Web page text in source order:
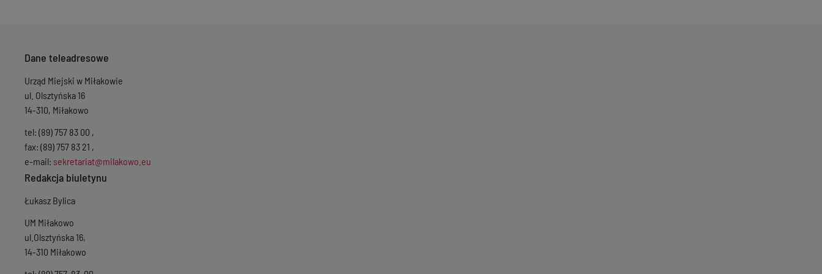
Dane teleadresowe
Urząd Miejski w Miłakowie
ul. Olsztyńska 16
14-310, Miłakowo
tel: (89) 757 83 00 ,
fax: (89) 757 83 21 ,
e-mail: sekretariat@milakowo.eu
Redakcja biuletynu
Łukasz Bylica
UM Miłakowo
ul.Olsztyńska 16,
14-310 Miłakowo